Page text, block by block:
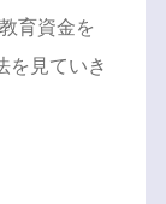
育資金を
を見ていき